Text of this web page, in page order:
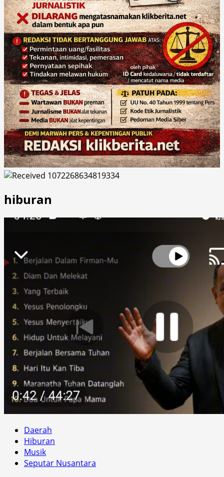
hiburan
Daerah
Hiburan
Musik
Seputar Nusantara